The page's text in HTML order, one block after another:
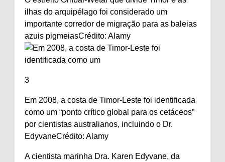
ilhas do arquipélago foi considerado um
importante corredor de migração para as baleias
azuis pigmeiasCrédito: Alamy
3
Em 2008, a costa de Timor-Leste foi identificada
como um “ponto crítico global para os cetáceos”
por cientistas australianos, incluindo o Dr.
EdyvaneCrédito: Alamy
A cientista marinha Dra. Karen Edyvane, da